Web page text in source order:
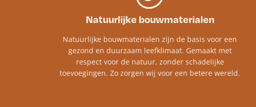
Natuurlijke bouwmaterialen
Natuurlijke bouwmaterialen zijn de basis voor een
gezond en duurzaam leefklimaat. Gemaakt met
respect voor de natuur, zonder schadelijke
toevoegingen. Zo zorgen wij voor een betere wereld.